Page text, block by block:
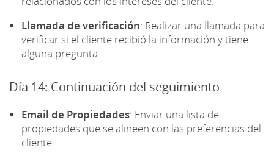
Llamada de verificación: Realizar una llamada para
verificar si el cliente recibió la información y tiene
alguna pregunta.
Día 14: Continuación del seguimiento
Email de Propiedades: Enviar una lista de
propiedades que se alineen con las preferencias del
cliente.